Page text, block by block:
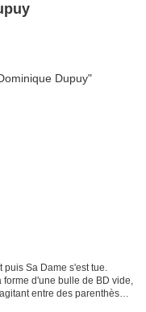
Sa Dame s'est tue.
d'une bulle de BD vide,
entre des parenthèses